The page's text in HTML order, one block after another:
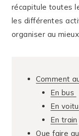
récapitule toutes
les différentes
organiser au
Comment
En bus
En
En train
Que faire